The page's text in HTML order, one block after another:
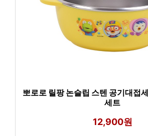
뽀로로 릴팡 논슬립 스텐 공기대접
세트
12,900원